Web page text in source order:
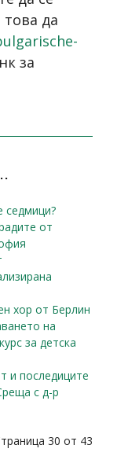
да
за
седмици?
от
хор от Берлин
на
за детска
и последиците
с д-р
30 от 43